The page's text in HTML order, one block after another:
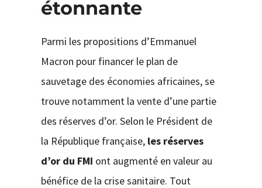
étonnante
Parmi les propositions d’Emmanuel
Macron pour financer le plan de
sauvetage des économies africaines, se
trouve notamment la vente d’une partie
des réserves d’or. Selon le Président de
la République française, les réserves
d’or du FMI ont augmenté en valeur au
bénéfice de la crise sanitaire. Tout